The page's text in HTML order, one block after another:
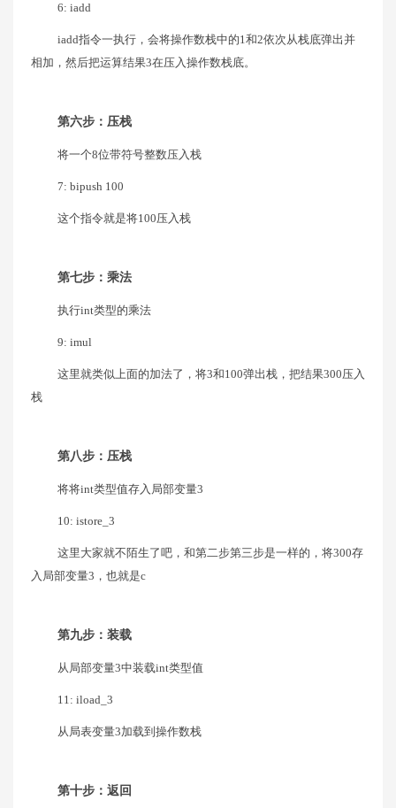
6: iadd
iadd指令一执行，会将操作数栈中的1和2依次从栈底弹出并
相加，然后把运算结果3在压入操作数栈底。
第六步：压栈
将一个8位带符号整数压入栈
7: bipush 100
这个指令就是将100压入栈
第七步：乘法
执行int类型的乘法
9: imul
这里就类似上面的加法了，将3和100弹出栈，把结果300压入
栈
第八步：压栈
将将int类型值存入局部变量3
10: istore_3
这里大家就不陌生了吧，和第二步第三步是一样的，将300存
入局部变量3，也就是c
第九步：装载
从局部变量3中装载int类型值
11: iload_3
从局表变量3加载到操作数栈
第十步：返回